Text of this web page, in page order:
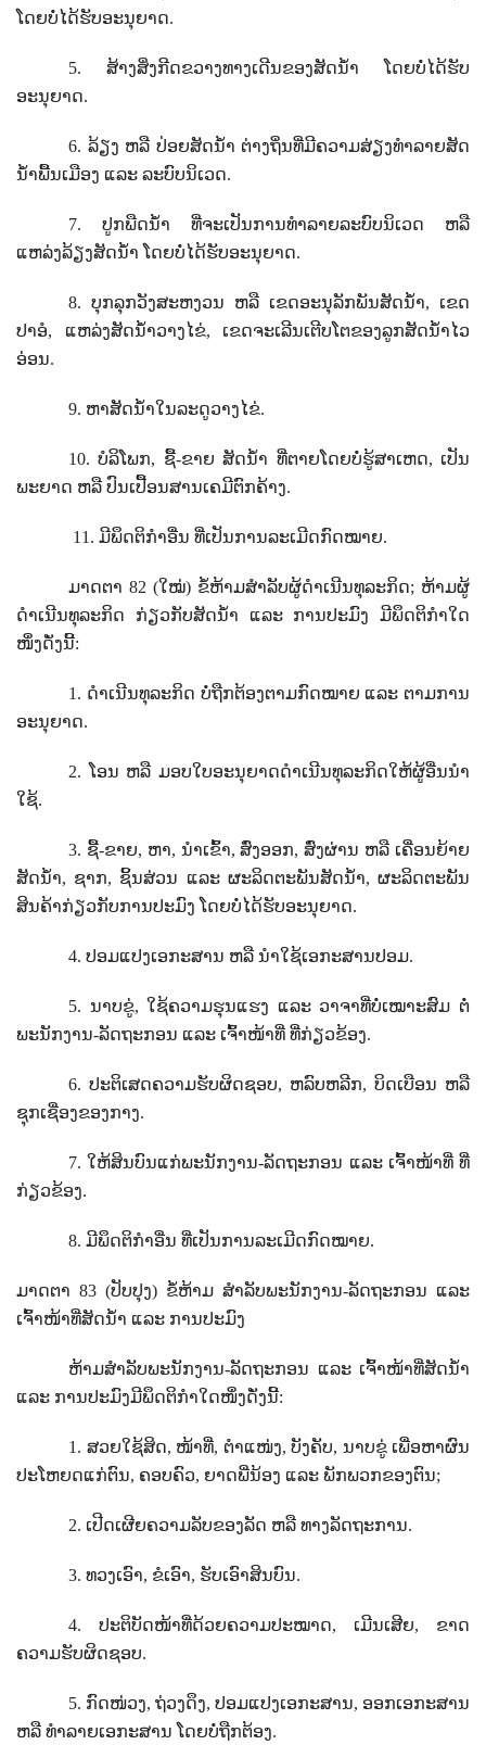
ໂດຍບໍ່ໄດ້ຮັບອະນຸຍາດ.
5. ສ້າງສິ່ງກີດຂວາງທາງເດີນຂອງສັດນໍ້າ ໂດຍບໍ່ໄດ້ຮັບ
ອະນຸຍາດ.
6. ລ້ຽງ ຫລື ປ່ອຍສັດນໍ້າ ຕ່າງຖິ່ນທີ່ມີຄວາມສ່ຽງທໍາລາຍສັດ
ນ້ຳພື້ນເມືອງ ແລະ ລະບົບນິເວດ.
7. ປູກພືດນ້ຳ ທີ່ຈະເປັນການທໍາລາຍລະບົບນິເວດ ຫລື
ແຫລ່ງລ້ຽງສັດນໍ້າ ໂດຍບໍ່ໄດ້ຮັບອະນຸຍາດ.
8. ບຸກລຸກວັງສະຫງວນ ຫລື ເຂດອະນຸລັກພັນສັດນໍ້າ, ເຂດ
ປາອໍ, ແຫລ່ງສັດນໍ້າວາງໄຂ່, ເຂດຈະເລີນເຕີບໂຕຂອງລູກສັດນໍ້າໄວ
ອ່ອນ.
9. ຫາສັດນໍ້າໃນລະດູວາງໄຂ່.
10.ບໍລິໂພກ, ຊື້-ຂາຍ ສັດນໍ້າ ທີ່ຕາຍໂດຍບໍ່ຮູ້ສາເຫດ, ເປັນ
ພະຍາດ ຫລື ປົນເປື້ອນສານເຄມີຕົກຄ້າງ.
11. ມີພຶດຕິກໍາອື່ນ ທີ່ເປັນການລະເມີດກົດໝາຍ.
ມາດຕາ 82 (ໃໝ່) ຂໍ້ຫ້າມສໍາລັບຜູ້ດໍາເນີນທຸລະກິດ; ຫ້າມຜູ້
ດໍາເນີນທຸລະກິດ ກ່ຽວກັບສັດນ້ຳ ແລະ ການປະມົງ ມີພຶດຕິກໍາໃດ
ໜຶ່ງດັ່ງນີ້:
1. ດໍາເນີນທຸລະກິດ ບໍ່ຖືກຕ້ອງຕາມກົດໝາຍ ແລະ ຕາມການ
ອະນຸຍາດ.
2. ໂອນ ຫລື ມອບໃບອະນຸຍາດດໍາເນີນທຸລະກິດໃຫ້ຜູ້ອື່ນນໍາ
ໃຊ້.
3. ຊື້-ຂາຍ, ຫາ, ນໍາເຂົ້າ,ສົ່ງອອກ,ສົ່ງຜ່ານ ຫລື ເຄື່ອນຍ້າຍ
ສັດນໍ້າ, ຊາກ, ຊິ້ນສ່ວນ ແລະ ຜະລິດຕະພັນສັດນ້ຳ,ຜະລິດຕະພັນ
ສິນຄ້າກ່ຽວກັບການປະມົງ ໂດຍບໍ່ໄດ້ຮັບອະນຸຍາດ.
4. ປອມແປງເອກະສານ ຫລື ນໍາໃຊ້ເອກະສານປອມ.
5. ນາບຂູ່,ໃຊ້ຄວາມຮຸນແຮງ ແລະ ວາຈາທີ່ບໍ່ເໝາະສົມ ຕໍ່
ພະນັກງານ-ລັດຖະກອນ ແລະ ເຈົ້າໜ້າທີ່ ທີ່ກ່ຽວຂ້ອງ.
6. ປະຕິເສດຄວາມຮັບຜິດຊອບ, ຫລົບຫລີກ, ບິດເບືອນ ຫລື
ຊຸກເຊື່ອງຂອງກາງ.
7.ໃຫ້ສິນບົນແກ່ພະນັກງານ-ລັດຖະກອນ ແລະ ເຈົ້າໜ້າທີ່ ທີ່
ກ່ຽວຂ້ອງ.
8. ມີພຶດຕິກໍາອື່ນ ທີ່ເປັນການລະເມີດກົດໝາຍ.
ມາດຕາ 83 (ປັບປຸງ) ຂໍ້ຫ້າມ ສໍາລັບພະນັກງານ-ລັດຖະກອນ ແລະ
ເຈົ້າໜ້າທີ່ສັດນໍ້າ ແລະ ການປະມົງ
ຫ້າມສໍາລັບພະນັກງານ-ລັດຖະກອນ ແລະ ເຈົ້າໜ້າທີ່ສັດນໍ້າ
ແລະ ການປະມົງມີພຶດຕິກໍາໃດໜຶ່ງດັ່ງນີ້:
1. ສວຍໃຊ້ສິດ, ໜ້າທີ່, ຕໍາແໜ່ງ, ບັງຄັບ, ນາບຂູ່ ເພື່ອຫາຜົນ
ປະໂຫຍດແກ່ຕົນ, ຄອບຄົວ, ຍາດພີ່ນ້ອງ ແລະ ພັກພວກຂອງຕົນ;
2. ເປີດເຜີຍຄວາມລັບຂອງລັດ ຫລື ທາງລັດຖະການ.
3. ທວງເອົາ, ຂໍເອົາ, ຮັບເອົາສິນບົນ.
4. ປະຕິບັດໜ້າທີ່ດ້ວຍຄວາມປະໝາດ, ເມີນເສີຍ, ຂາດ
ຄວາມຮັບຜິດຊອບ.
5. ກົດໜ່ວງ, ຖ່ວງດຶງ, ປອມແປງເອກະສານ, ອອກເອກະສານ
ຫລື ທໍາລາຍເອກະສານ ໂດຍບໍ່ຖືກຕ້ອງ.